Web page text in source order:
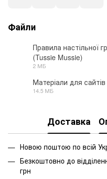
Файли
Правила настільної
(Tussie Mussie)
2 МБ
Матеріали для
14.5 МБ
Доставка
Новою поштою по всій
Безкоштовно до
грн